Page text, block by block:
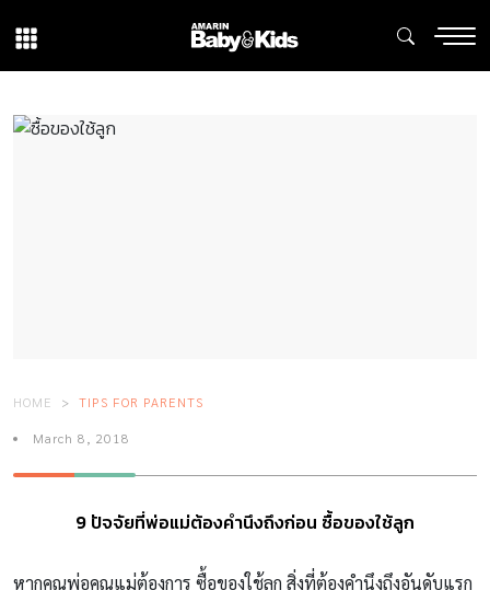
HOME TIPS FOR PARENTS
March 8, 2018
9 ปัจจัยที่พ่อแม่ต้องคำนึงถึงก่อน ซื้อของใช้ลูก
หากคุณพ่อคุณแม่ต้องการ ซื้อของใช้ลูก สิ่งที่ต้องคำนึงถึงอันดับแรก